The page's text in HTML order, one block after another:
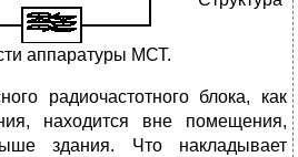
аппаратуры МСТ.
радиочастотного блока, как
находится вне помещения,
здания. Что накладывает